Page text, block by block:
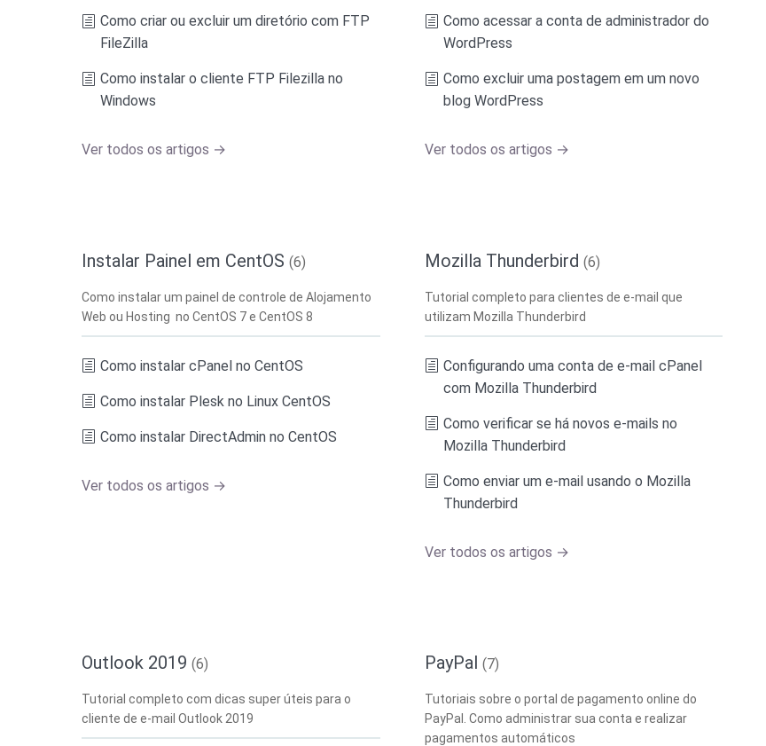
Como criar ou excluir um diretório com FTP
FileZilla
Como instalar o cliente FTP Filezilla no
Windows
Ver todos os artigos →
Como acessar a conta de administrador do
WordPress
Como excluir uma postagem em um novo
blog WordPress
Ver todos os artigos →
Instalar Painel em CentOS (6)
Como instalar um painel de controle de Alojamento
Web ou Hosting no CentOS 7 e CentOS 8
Como instalar cPanel no CentOS
Como instalar Plesk no Linux CentOS
Como instalar DirectAdmin no CentOS
Ver todos os artigos →
Mozilla Thunderbird (6)
Tutorial completo para clientes de e-mail que
utilizam Mozilla Thunderbird
Configurando uma conta de e-mail cPanel
com Mozilla Thunderbird
Como verificar se há novos e-mails no
Mozilla Thunderbird
Como enviar um e-mail usando o Mozilla
Thunderbird
Ver todos os artigos →
Outlook 2019 (6)
Tutorial completo com dicas super úteis para o
cliente de e-mail Outlook 2019
PayPal (7)
Tutoriais sobre o portal de pagamento online do
PayPal. Como administrar sua conta e realizar
pagamentos automáticos